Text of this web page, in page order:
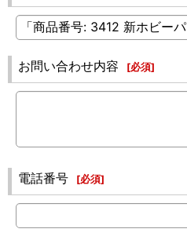
お問い合わせ内容 [必須]
電話番号 [必須]